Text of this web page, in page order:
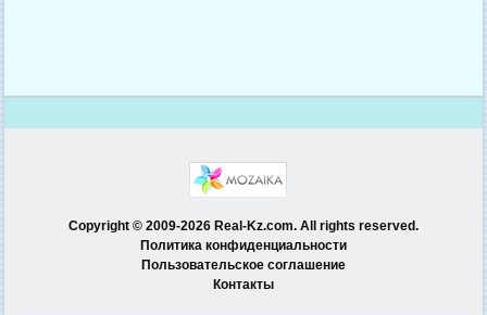
Copyright © 2009-2026 Real-Kz.com. All rights reserved.
Политика конфиденциальности
Пользовательское соглашение
Контакты